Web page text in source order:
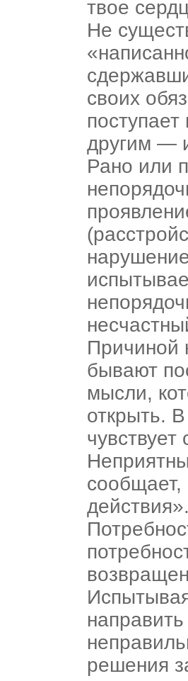
твое
Не
своих
другим —
Рано или
Причиной
бывают
мысли,
открыть.
сообщает,
решения